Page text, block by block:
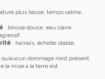
plus basse, temps calme,
: brosse douce, eau claire,
: harnais, échelle stable,
dommage n’est présent,
la mise à la terre est